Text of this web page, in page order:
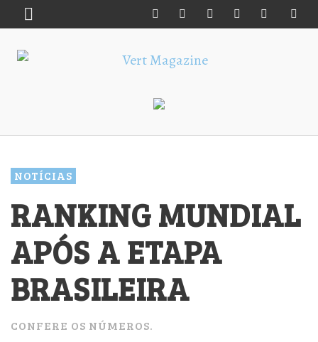
NOTÍCIAS
RANKING MUNDIAL
APÓS A ETAPA
BRASILEIRA
CONFERE OS NÚMEROS.